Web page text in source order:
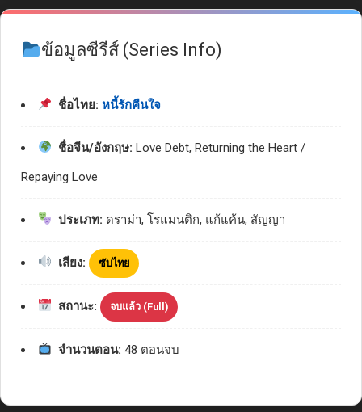
ข้อมูลซีรีส์ (Series Info)
ชื่อไทย: หนี้รักคืนใจ
ชื่อจีน/อังกฤษ: Love Debt, Returning the Heart /
Repaying Love
ประเภท: ดราม่า, โรแมนติก, แก้แค้น, สัญญา
เสียง: ซับไทย
สถานะ: จบแล้ว (Full)
จำนวนตอน: 48 ตอนจบ